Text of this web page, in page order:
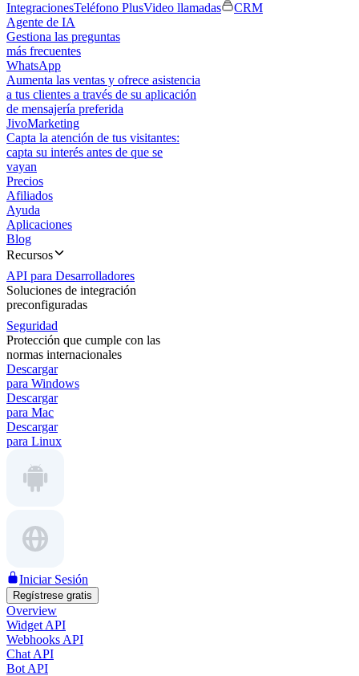
IntegracionesTeléfono PlusVideo llamadas
CRM
Agente de IA
Gestiona las preguntas
más frecuentes
WhatsApp
Aumenta las ventas y ofrece asistencia
a tus clientes a través de su aplicación
de mensajería preferida
JivoMarketing
Capta la atención de tus visitantes:
capta su interés antes de que se
vayan
Precios
Afiliados
Ayuda
Aplicaciones
Blog
Recursos
API para Desarrolladores
Soluciones de integración
preconfiguradas
Seguridad
Protección que cumple con las
normas internacionales
Descargar
para Windows
Descargar
para Mac
Descargar
para Linux
Iniciar Sesión
Regístrese gratis
Overview
Widget API
Webhooks API
Chat API
Bot API